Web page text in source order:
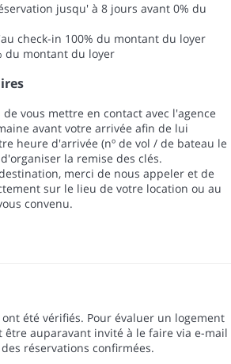
jusqu' à 8 jours avant 0% du
check-in 100% du montant du loyer
du montant du loyer
vous mettre en contact avec l'agence
avant votre arrivée afin de lui
heure d'arrivée (nº de vol / de bateau le
la remise des clés.
merci de nous appeler et de
sur le lieu de votre location ou au
convenu.
été vérifiés. Pour évaluer un logement
être auparavant invité à le faire via e-mail
réservations confirmées.